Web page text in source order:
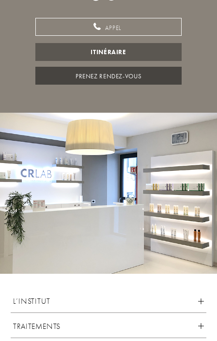
APPEL
ITINÉRAIRE
PRENEZ RENDEZ-VOUS
L’INSTITUT
TRAITEMENTS